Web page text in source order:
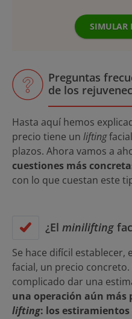
SIMULAR
Preguntas
de los
Hasta aquí hemos
precio tiene un lifting
plazos. Ahora vamos a
cuestiones más
con lo que cuestan este
¿El minilifting
Se hace difícil establecer,
facial, un precio
complicado dar una
una operación aún más
lifting: los estiramientos